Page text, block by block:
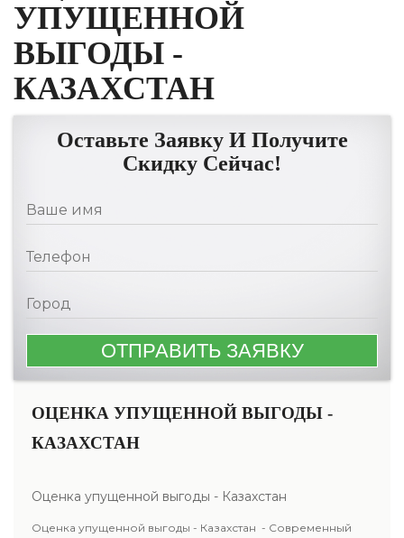
УПУЩЕННОЙ
ВЫГОДЫ -
КАЗАХСТАН
Оставьте Заявку И Получите
Скидку Сейчас!
ОЦЕНКА УПУЩЕННОЙ ВЫГОДЫ -
КАЗАХСТАН
Оценка упущенной выгоды - Казахстан
Оценка упущенной выгоды - Казахстан - Современный